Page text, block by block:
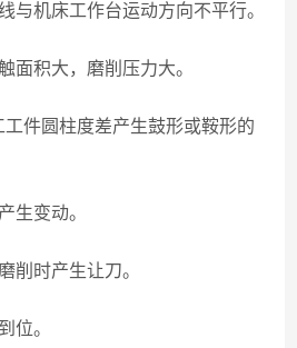
机床工作台运动方向不平行。
积大，磨削压力大。
件圆柱度差产生鼓形或鞍形的
变动。
时产生让刀。
。